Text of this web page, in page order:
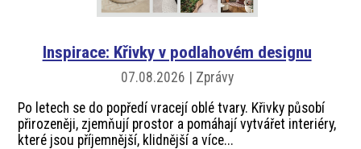
ProfiMag
Kontakt
Inspirace: Křivky v podlahovém designu
07.08.2026 | Zprávy
Po letech se do popředí vracejí oblé tvary. Křivky působí
přirozeněji, zjemňují prostor a pomáhají vytvářet interiéry,
které jsou příjemnější, klidnější a více...